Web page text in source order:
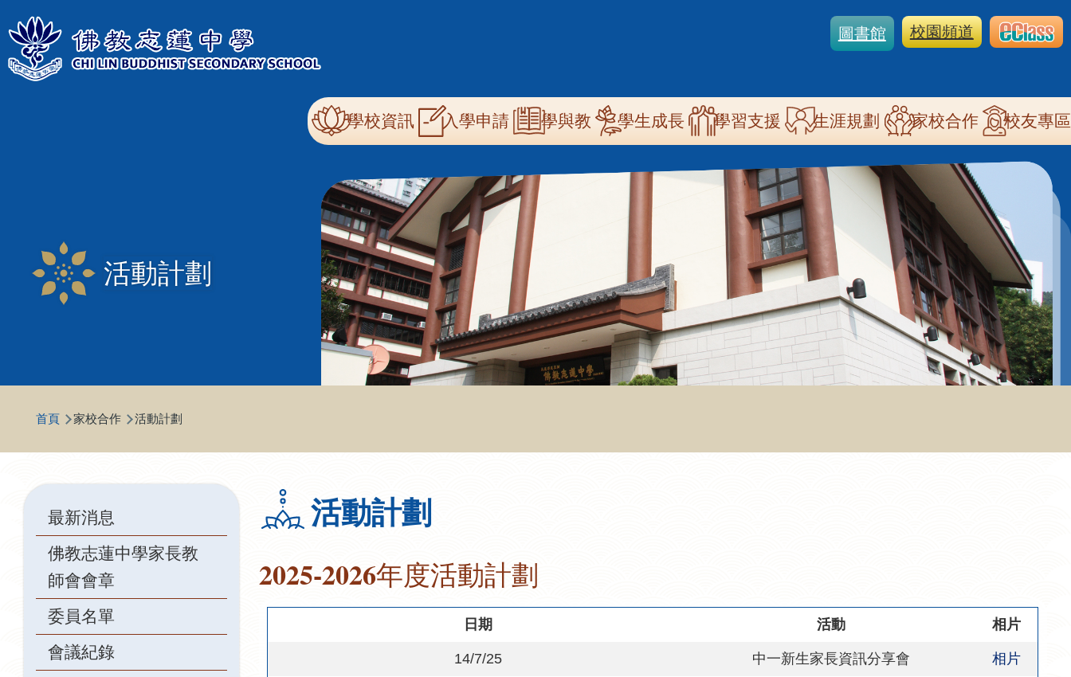
移至主內容
圖書館 校園頻道
Main
navigation
學校資訊 入學申請 學與教 學生成長 學習支援 生涯規劃 家校合作 校友專區
活動計劃
航
連
結
首頁 家校合作 活動計劃
活動計劃
2025-2026年度活動計劃
日期 活動 相片
14/7/25 中一新生家長資訊分享會 相片
Main
navigation
最新消息
佛教志蓮中學家長教
師會會章
委員名單
會議紀錄